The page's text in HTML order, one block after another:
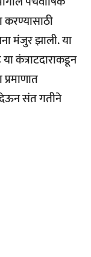
मंजुर झाली. या
कंत्राटदाराकडून
संत गतीने